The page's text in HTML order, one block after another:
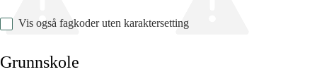
Vis også fagkoder uten karaktersetting
Grunnskole